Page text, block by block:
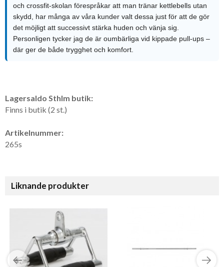
och crossfit-skolan förespråkar att man tränar kettlebells utan
skydd, har många av våra kunder valt dessa just för att de gör
det möjligt att successivt stärka huden och vänja sig.
Personligen tycker jag de är oumbärliga vid kippade pull-ups –
där ger de både trygghet och komfort.
Lagersaldo Sthlm butik:
Finns i butik (2 st.)
Artikelnummer:
265s
Liknande produkter